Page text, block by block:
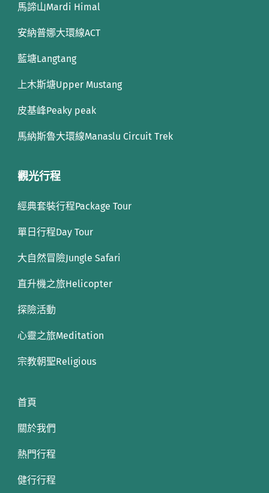
馬諦山Mardi Himal
安納普娜大環線ACT
藍塘Langtang
上木斯塘Upper Mustang
皮基峰Peaky peak
馬納斯魯大環線Manaslu Circuit Trek
觀光行程
經典套裝行程Package Tour
單日行程Day Tour
大自然冒險Jungle Safari
直升機之旅Helicopter
探險活動
心靈之旅Meditation
宗教朝聖Religious
首頁
關於我們
熱門行程
健行行程